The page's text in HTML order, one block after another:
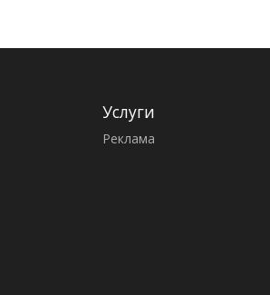
Услуги
Реклама